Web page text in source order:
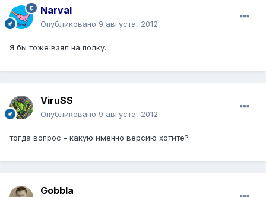
Narval
Опубликовано 9 августа, 2012
Я бы тоже взял на полку.
ViruSS
Опубликовано 9 августа, 2012
тогда вопрос - какую именно версию хотите?
Gobbla